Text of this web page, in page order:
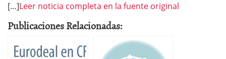
[…]Leer noticia completa en la fuente original
Publicaciones Relacionadas: